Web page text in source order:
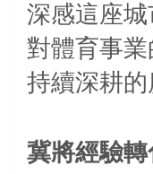
深感這座
對體育事
持續深耕的
冀將經驗